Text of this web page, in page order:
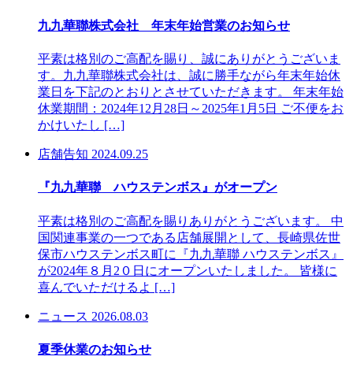
九九華聯株式会社 年末年始営業のお知らせ
平素は格別のご高配を賜り、誠にありがとうございま
す。九九華聯株式会社は、誠に勝手ながら年末年始休
業日を下記のとおりとさせていただきます。 年末年始
休業期間：2024年12月28日～2025年1月5日 ご不便をお
かけいたし […]
店舗告知 2024.09.25
『九九華聯 ハウステンボス』がオープン
平素は格別のご高配を賜りありがとうございます。 中
国関連事業の一つである店舗展開として、長崎県佐世
保市ハウステンボス町に『九九華聯 ハウステンボス』
が2024年８月2０日にオープンいたしました。 皆様に
喜んでいただけるよ […]
ニュース 2026.08.03
夏季休業のお知らせ